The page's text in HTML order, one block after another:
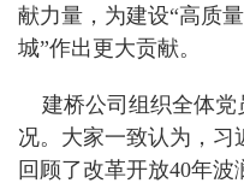
献力量，为建设“高质
城”作出更大贡献。
建桥公司组织全体党
况。大家一致认为，
回顾了改革开放40年